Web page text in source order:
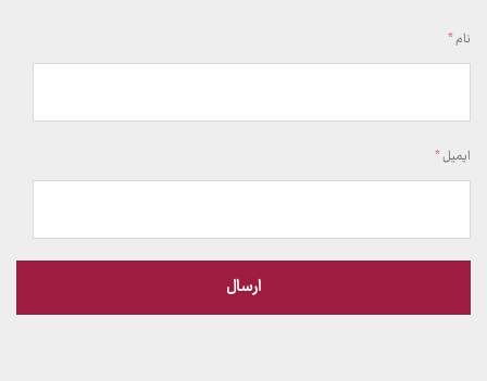
نام*
ایمیل*